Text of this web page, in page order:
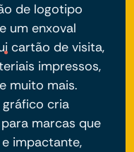
de logotipo
um enxoval
cartão de visita,
impressos,
muito mais.
gráfico cria
marcas que
impactante,